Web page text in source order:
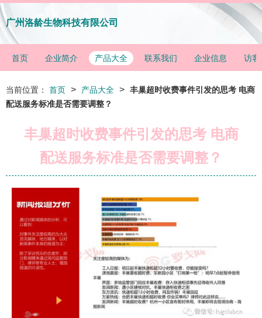
广州洛龄生物科技有限公司
首页 企业简介 产品大全 联系我们 企业信息 访客
当前位置： 首页 > 产品大全 > 丰巢超时收费事件引发的思考 电商
配送服务标准是否需要调整？
丰巢超时收费事件引发的思考 电商
配送服务标准是否需要调整？